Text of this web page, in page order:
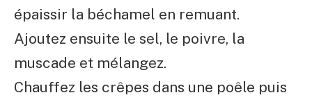
épaissir la béchamel en remuant.
Ajoutez ensuite le sel, le poivre, la
muscade et mélangez.
Chauffez les crêpes dans une poêle puis